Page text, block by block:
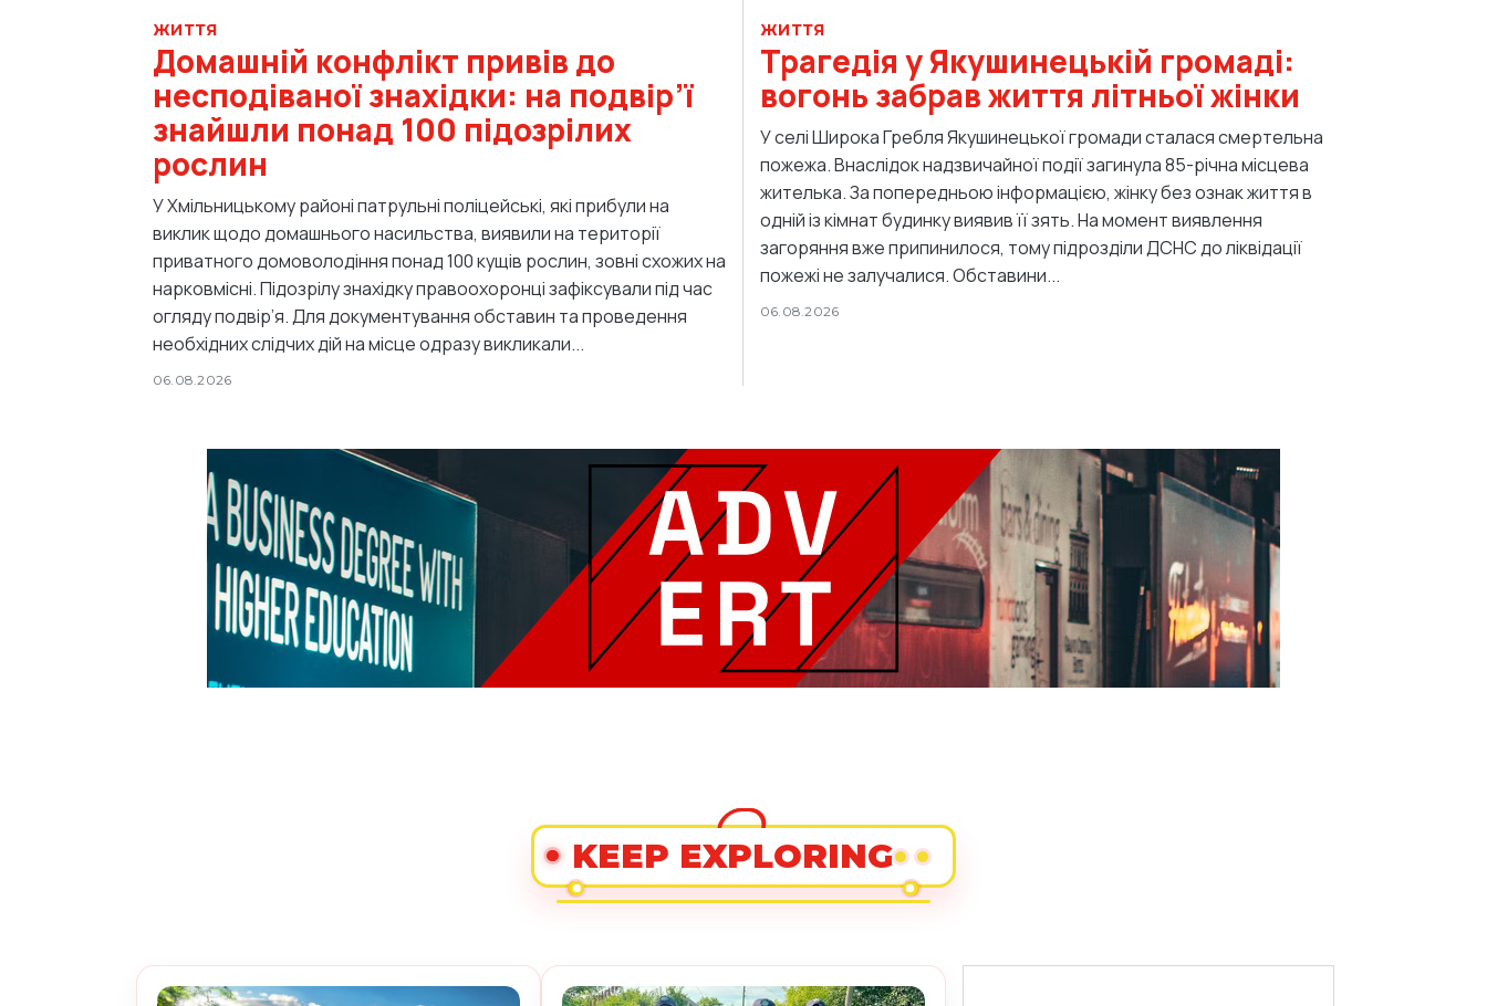
ЖИТТЯ
Домашній конфлікт привів до
несподіваної знахідки: на подвір’ї
знайшли понад 100 підозрілих
рослин
У Хмільницькому районі патрульні поліцейські, які прибули на
виклик щодо домашнього насильства, виявили на території
приватного домоволодіння понад 100 кущів рослин, зовні схожих на
нарковмісні. Підозрілу знахідку правоохоронці зафіксували під час
огляду подвір’я. Для документування обставин та проведення
необхідних слідчих дій на місце одразу викликали...
06.08.2026
ЖИТТЯ
Трагедія у Якушинецькій громаді:
вогонь забрав життя літньої жінки
У селі Широка Гребля Якушинецької громади сталася смертельна
пожежа. Внаслідок надзвичайної події загинула 85-річна місцева
жителька. За попередньою інформацією, жінку без ознак життя в
одній із кімнат будинку виявив її зять. На момент виявлення
загоряння вже припинилося, тому підрозділи ДСНС до ліквідації
пожежі не залучалися. Обставини...
06.08.2026
KEEP EXPLORING